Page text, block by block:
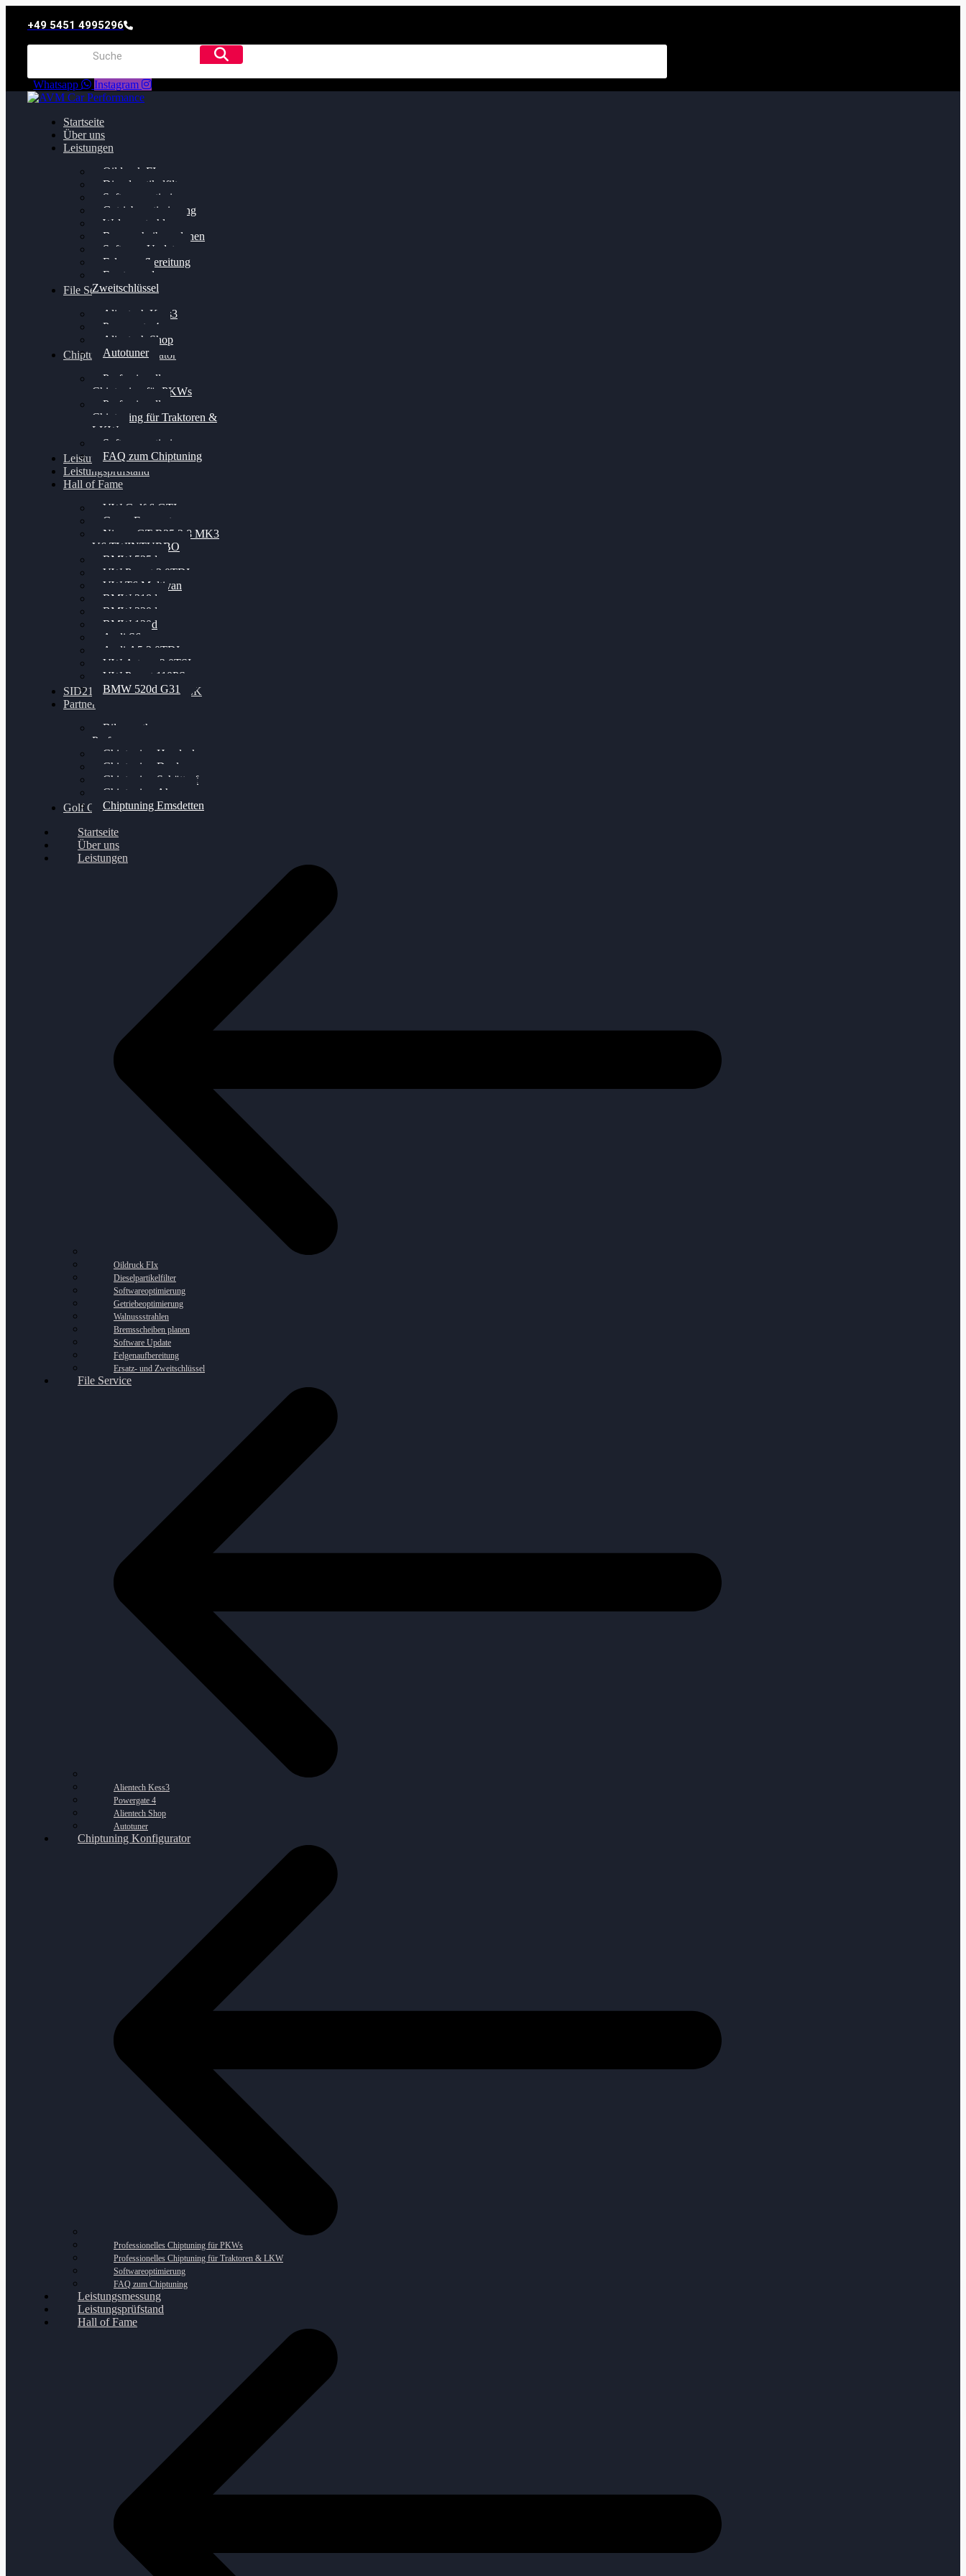
+49 5451 4995296
Whatsapp Instagram
Startseite
Über uns
Leistungen
Oildruck FIx
Dieselpartikelfilter
Softwareoptimierung
Getriebeoptimierung
Walnussstrahlen
Bremsscheiben planen
Software Update
Felgenaufbereitung
Ersatz- und
Zweitschlüssel
File Service
Alientech Kess3
Powergate 4
Alientech Shop
Autotuner
Chiptuning Konfigurator
Professionelles
Chiptuning für PKWs
Professionelles
Chiptuning für Traktoren &
LKW
Softwareoptimierung
FAQ zum Chiptuning
Leistungsmessung
Leistungsprüfstand
Hall of Fame
VW Golf 6 GTI
Cupra Formentor
Nissan GT-R35 3.8 MK3
V6 TWINTURBO
BMW 525d
VW Passat 2.0TDI
VW T6 Multivan
BMW 318d
BMW 320d
BMW 120d
Audi S6
Audi A5 3.0TDI
VW Arteon 2.0TSI
VW Passat 110PS
BMW 520d G31
SID212 / 212EVO UNLOCK
Partner
Bilgenroth
Performance
Chiptuning Herzlacke
Chiptuning Duelmen
Chiptuning Schüttorf
Chiptuning Ahaus
Chiptuning Emsdetten
Golf Gewinnspiel
Startseite
Über uns
Leistungen
Oildruck FIx
Dieselpartikelfilter
Softwareoptimierung
Getriebeoptimierung
Walnussstrahlen
Bremsscheiben planen
Software Update
Felgenaufbereitung
Ersatz- und Zweitschlüssel
File Service
Alientech Kess3
Powergate 4
Alientech Shop
Autotuner
Chiptuning Konfigurator
Professionelles Chiptuning für PKWs
Professionelles Chiptuning für Traktoren & LKW
Softwareoptimierung
FAQ zum Chiptuning
Leistungsmessung
Leistungsprüfstand
Hall of Fame